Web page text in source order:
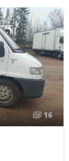
16